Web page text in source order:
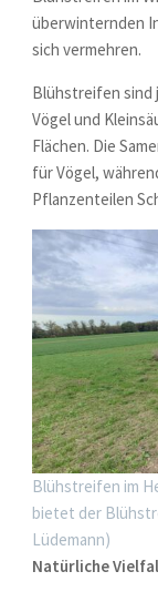
überwinternden
sich vermehren.
Blühstreifen sind
Vögel und
Flächen. Die
für Vögel,
Pflanzenteilen
Blühstreifen im
bietet der
Lüdemann)
Natürliche